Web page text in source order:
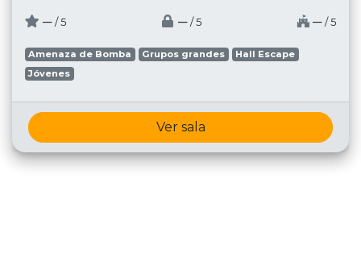
─ / 5 ─ / 5 ─ / 5
Amenaza de Bomba Grupos grandes
Hall Escape
Jóvenes
Ver sala